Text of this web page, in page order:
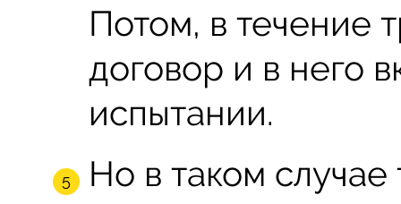
Потом, в течение
договор и в него
испытании.
Но в таком случае